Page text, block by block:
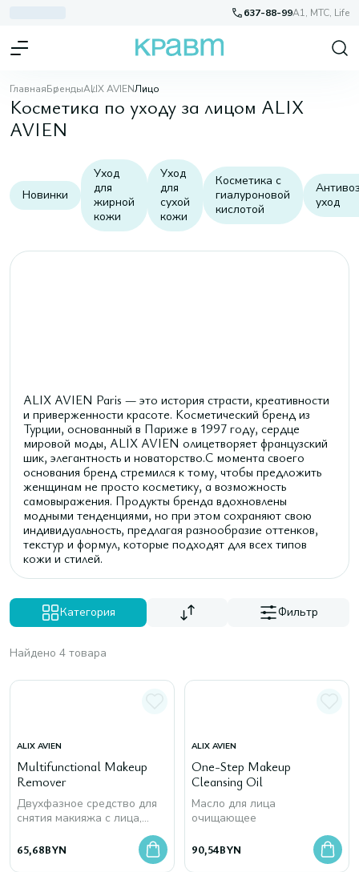
637-88-99A1, МТС, Life
ГлавнаяБрендыALIX AVIENЛицо
Косметика по уходу за лицом ALIX
AVIEN
Новинки
Уход
для
жирной
кожи
Уход
для
сухой
кожи
Косметика с
гиалуроновой
кислотой
уход
ALIX AVIEN Paris — это история страсти, креативности
и приверженности красоте. Косметический бренд из
Турции, основанный в Париже в 1997 году, сердце
мировой моды, ALIX AVIEN олицетворяет французский
шик, элегантность и новаторство.С момента своего
основания бренд стремился к тому, чтобы предложить
женщинам не просто косметику, а возможность
самовыражения. Продукты бренда вдохновлены
модными тенденциями, но при этом сохраняют свою
индивидуальность, предлагая разнообразие оттенков,
текстур и формул, которые подходят для всех типов
кожи и стилей.
Категория Фильтр
Найдено 4 товара
ALIX AVIEN
Multifunctional Makeup
Remover
Двухфазное средство для
снятия макияжа с лица,
65,68BYN
ALIX AVIEN
One-Step Makeup
Cleansing Oil
Масло для лица
очищающее
90,54BYN